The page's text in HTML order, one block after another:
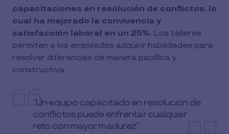
capacitaciones en resolución de conflictos, lo
cual ha mejorado la convivencia y
satisfacción laboral en un 25%. Los talleres
permiten a los empleados adquirir habilidades para
resolver diferencias de manera pacífica y
constructiva.
“Un equipo capacitado en resolución de
conflictos puede enfrentar cualquier
reto con mayor madurez”